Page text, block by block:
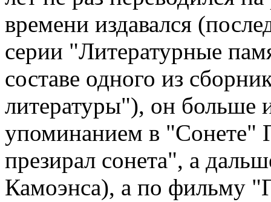
времени издавался
серии "Литературные
составе одного из
литературы"), он больше
упоминанием в
презирал сонета", а
Камоэнса), а по фильму